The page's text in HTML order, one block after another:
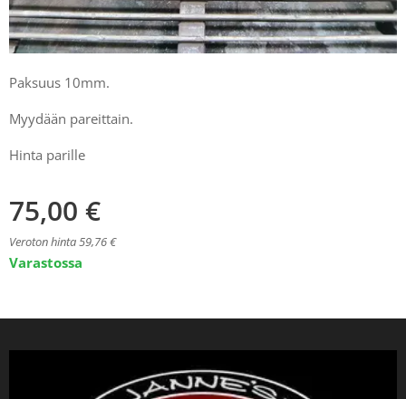
Paksuus 10mm.
Myydään pareittain.
Hinta parille
75,00 €
Veroton hinta 59,76 €
Varastossa